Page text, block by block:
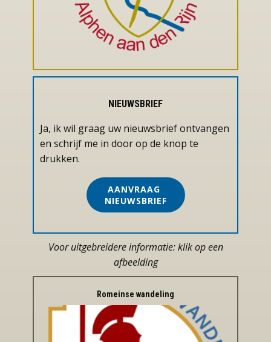
NIEUWSBRIEF
Ja, ik wil graag uw nieuwsbrief ontvangen
en schrijf me in door op de knop te
drukken.
AANVRAAG
NIEUWSBRIEF
Voor uitgebreidere informatie: klik op een
afbeelding
Romeinse wandeling